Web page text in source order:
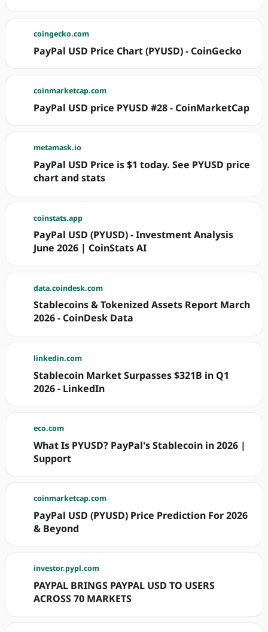
coingecko.com
PayPal USD Price Chart (PYUSD) - CoinGecko
coinmarketcap.com
PayPal USD price PYUSD #28 - CoinMarketCap
metamask.io
PayPal USD Price is $1 today. See PYUSD price
chart and stats
coinstats.app
PayPal USD (PYUSD) - Investment Analysis
June 2026 | CoinStats AI
data.coindesk.com
Stablecoins & Tokenized Assets Report March
2026 - CoinDesk Data
linkedin.com
Stablecoin Market Surpasses $321B in Q1
2026 - LinkedIn
eco.com
What Is PYUSD? PayPal's Stablecoin in 2026 |
Support
coinmarketcap.com
PayPal USD (PYUSD) Price Prediction For 2026
& Beyond
investor.pypl.com
PAYPAL BRINGS PAYPAL USD TO USERS
ACROSS 70 MARKETS